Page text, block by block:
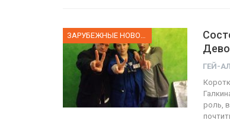
роль,
ФОТО
Прайд в Тель-Авиве
тысяч